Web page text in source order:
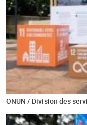
ONUN / Division des